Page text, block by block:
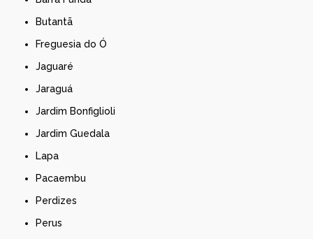
Butantã
Freguesia do Ó
Jaguaré
Jaraguá
Jardim Bonfiglioli
Jardim Guedala
Lapa
Pacaembu
Perdizes
Perus